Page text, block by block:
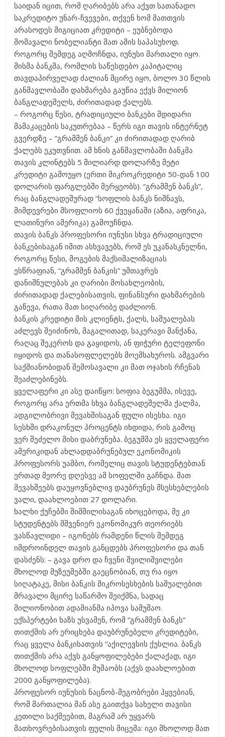
საიდან იცით, რომ ღარიბებს არა აქვთ სათანადო
საკრედიტო უნარ-ჩვევები, თქვენ ხომ მათთვის
არასოდეს მიგიციათ კრედიტი – ეუბნებოდა
მომავალი ნობელიანტი მათ ამის საპასუხოდ.
როგორც შემდეგ აღმოჩნდა, იუნუსი მართალი იყო.
მისმა ბანკმა, რომლის საწესდებო კაპიტალიც
თავდაპირველად ძალიან მცირე იყო, ბოლო 30 წლის
განმავლობაში დახმარება გაუწია ექვს მილიონ
ბანგლადეშელს, ძირითადად ქალებს.
– როგორც წესი, ტრადიციული ბანკები მდიდარი
მამაკაცების საკუთრებაა – წერს იგი თავის ინტერნეტ
გვერდზე – “გრამმენ ბანკი” კი ძირითადად ღარიბ
ქალებს ეკუთვნით. ამ ხნის განმავლობაში ბანკმა
თავის კლინტებს 5 მილიარდ დოლარზე მეტი
კრედიტი გამოუყო (ერთი მიკროკრედიტი 50-დან 100
დოლარის ფარგლებში მერყეობს). “გრამმენ ბანკს”,
რაც ბანგლადეშურად “სოფლის ბანკს ნიშნავს,
მიმდევრები მსოფლიოს 60 ქვეყანაში (აზია, აფრიკა,
ლათინური ამერიკა) გამოუჩნდა.
თავის ბანკს პროფესორი იუნუსი სხვა ტრადიციული
ბანკებისაგან იმით ასხვავებს, რომ ეს უკანასკნელნი,
როგორც წესი, მოგების მაქსიმალიზაციას
ესწრაფიან, “გრამმენ ბანკის” უმთავრეს
დანიშნულებას კი ღარიბი მოსახლეობის,
ძირითადად ქალებისათვის, ფინანსური დახმარების
გაწევა, რათა მათ სიღარიბე დაძლიონ.
ბანკის კრედიტი მის კლიენტს, ქალს, საშუალებას
აძლევს შეიძინოს, მაგალითად, საკერავი მანქანა,
რაღაც შეკეროს და გაყიდოს, ან ფიჭური ტელეფონი
იყიდოს და თანასოფლელებს მოემსახუროს. ამგვარი
საქმიანობიდან შემოსავალი კი მათ ოჯახის რჩენას
შეაძლებინებს.
ყველაფერი კი ასე დაიწყო: სოფია ბეგუმმა, ისევე,
როგორც არა ერთმა სხვა ბანგლადეშელმა ქალმა,
ადგილობრივი მევახშისაგან ფული ისესხა. იგი
სესხში დრაკონულ პროცენტს იხდიდა, რის გამოც
ვერ შეძელო მისი დაბრუნება. ბეგუმმა ეს ყველაფერი
ამერიკიდან ახლადდაბრუნებულ ეკონომიკის
პროფესორს უამბო, რომელიც თავის სტუდენტებთან
ერთად მეორე დღესვე ამ სოფელში გაჩნდა. მათ
მევახშეებს დაუყოვნებლივ დაუბრუნეს მსესხებლების
ვალი, დაახლოებით 27 დოლარი.
ხალხი ქუჩებში შიმშილისაგან იხოცებოდა, მე კი
სტუდენტებს მშვენიერ ეკონომიკურ თეორიებს
ვასწავლიდი – იგონებს რამდენი წლის შემდეგ
იმდროინდელ თავის განცდებს პროფესორი და თან
დასძენს: – გავა დრო და ჩვენი შვილიშვილები
მხოლოდ მუზეუმებში გაეცნობიან, თუ რა იყო
სიღატაკე, მისი ბანკის მიკროსესხების საშუალებით
მრავალი მცირე საწარმო შეიქმნა, სადაც
მილიონობით ადამიანმა იპოვა სამუშაო.
ექსპერტები ხაზს უსვამენ, რომ “გრამმენ ბანკს”
თითქმის არ ერიცხება დაუბრუნებელი კრედიტები,
რაც ყველა ბანკისათვის “აქილევსის ქუსლია. ბანკს
თითქმის არა აქვს განყოფილებები ქალაქად, იგი
მხოლოდ სოფლებში მუშაობს (აქვს დაახლოებით
2000 განყოფილება).
პროფესორ იუნუსის ნაცნობ-მეგობრები ჰყვებიან,
რომ მართალია მან ასე გაითქვა სახელი თავისი
კეთილი საქმეებით, მაგრამ არ უყვარს
მათხოვრებისათვის ფულის მიცემა: იგი მხოლოდ მათ